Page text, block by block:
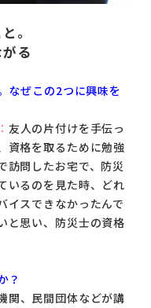
。
る
なぜこの2つに興味を
友人の片付けを手伝っ
資格を取るために勉強
訪問したお宅で、防災
いるのを見た時、どれ
イスできなかったんで
と思い、防災士の資格
？
関、民間団体などが講